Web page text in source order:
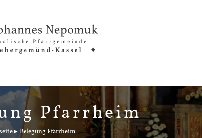
Pfarrheim
Belegung Pfarrheim